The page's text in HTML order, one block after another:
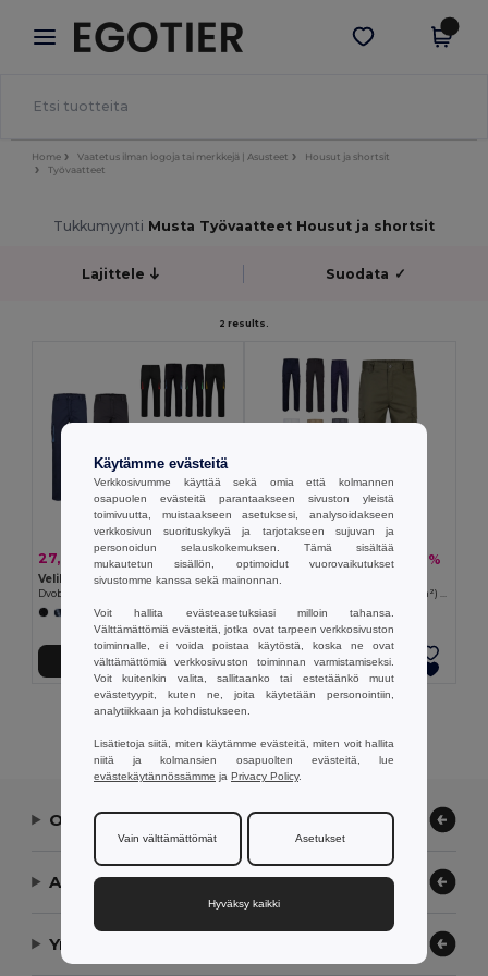
× Egotier-sovellus
Paremmat hinnat appissa!
Hae sovellus
Home Vaatetus ilman logoja tai merkkejä | Asusteet
Housut ja shortsit
Työvaatteet
Tukkumyynti Musta Työvaatteet Housut ja shortsit
Lajittele Suodata ✓
2 results.
27,92 € 46,24 € -40%
Velilla 36031
+12 Värit
Lisää Ostokoriin
24,94 € -42%
Velilla 36003
Raztegljive hlače z več žepi (240 g/m²) iz bombaža (46 %), EME (38 %) in poliestra (16 %)
+7 Värit
Lisää Ostokoriin
Näytetään Kaikki Tuotteet.
Ota yhteyttä
Anna meidän auttaa
Yrityksemme
Käytämme evästeitä
Verkkosivumme käyttää sekä omia että kolmannen
osapuolen evästeitä parantaakseen sivuston yleistä
toimivuutta, muistaakseen asetuksesi, analysoidakseen
verkkosivun suorituskykyä ja tarjotakseen sujuvan ja
personoidun selauskokemuksen. Tämä sisältää
mukautetun sisällön, optimoidut vuorovaikutukset
sivustomme kanssa sekä mainonnan.
Voit hallita evästeasetuksiasi milloin tahansa.
Välttämättömiä evästeitä, jotka ovat tarpeen verkkosivuston
toiminnalle, ei voida poistaa käytöstä, koska ne ovat
välttämättömiä verkkosivuston toiminnan varmistamiseksi.
Voit kuitenkin valita, sallitaanko tai estetäänkö muut
evästetyypit, kuten ne, joita käytetään personointiin,
analytiikkaan ja kohdistukseen.
Lisätietoja siitä, miten käytämme evästeitä, miten voit hallita
niitä ja kolmansien osapuolten evästeitä, lue
evästekäytännössämme ja Privacy Policy.
Vain välttämättömät Asetukset
Hyväksy kaikki